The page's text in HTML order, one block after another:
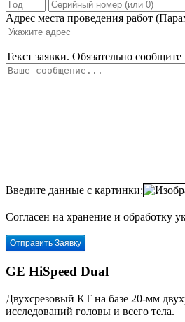
Адрес места проведения работ
Текст заявки. Обязательно
Введите данные с картинки:
Согласен на хранение и обработку
GE HiSpeed Dual
Двухсрезовый КТ на базе 20-мм
исследований головы и всего тела.